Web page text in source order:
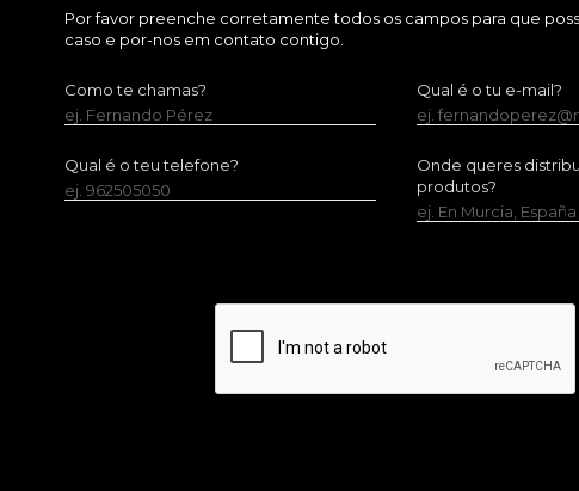
Por favor preenche corretamente todos os campos para que
caso e por-nos em contato contigo.
Como te chamas?
ej. Fernando Pérez
Qual é o tu e-mail?
ej.
Qual é o teu telefone?
ej. 962505050
Onde queres
produtos?
ej. En Murcia, España